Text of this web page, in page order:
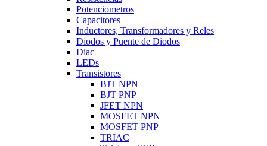
Potenciometros
Capacitores
Inductores, Transformadores y Reles
Diodos y Puente de Diodos
Diac
LEDs
Transistores
BJT NPN
BJT PNP
JFET NPN
MOSFET NPN
MOSFET PNP
TRIAC